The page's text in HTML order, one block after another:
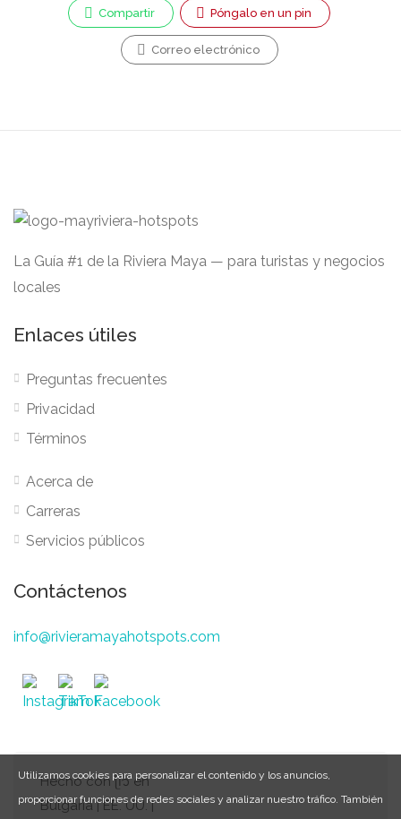
Compartir Póngalo en un pin
Correo electrónico
La Guía #1 de la Riviera Maya — para turistas y negocios
locales
Enlaces útiles
Preguntas frecuentes
Privacidad
Términos
Acerca de
Carreras
Servicios públicos
Contáctenos
info@rivieramayahotspots.com
Hecho con ᥫ᭡ en
Bulgaria | EE. UU. |
Utilizamos cookies para personalizar el contenido y los anuncios,
proporcionar funciones de redes sociales y analizar nuestro tráfico. También